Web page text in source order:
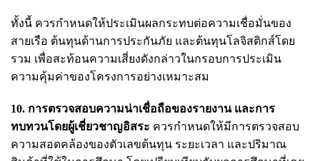
ทั้งนี้ ควรกำหนดให้ประเมินผลกระทบต่อความเชื่อมั่นของ
สายเรือ ต้นทุนด้านการประกันภัย และต้นทุนโลจิสติกส์โดย
รวม เพื่อสะท้อนความเสี่ยงดังกล่าวในกรอบการประเมิน
ความคุ้มค่าของโครงการอย่างเหมาะสม
10. การตรวจสอบความน่าเชื่อถือของรายงาน และการ
ทบทวนโดยผู้เชี่ยวชาญอิสระ ควรกำหนดให้มีการตรวจสอบ
ความสอดคล้องของตัวเลขต้นทุน ระยะเวลา และปริมาณ